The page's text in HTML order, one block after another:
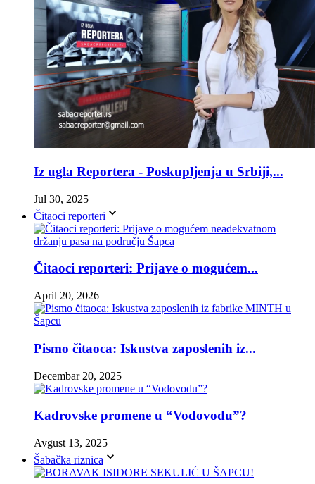
Iz ugla Reportera - Poskupljenja u Srbiji,...
Jul 30, 2025
Čitaoci reporteri
Čitaoci reporteri: Prijave o mogućem...
April 20, 2026
Pismo čitaoca: Iskustva zaposlenih iz...
Decembar 20, 2025
Kadrovske promene u “Vodovodu”?
Avgust 13, 2025
Šabačka riznica